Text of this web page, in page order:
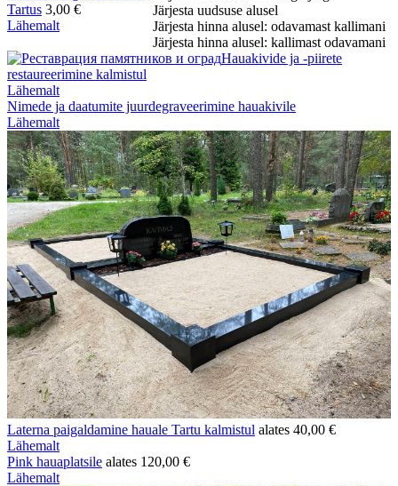
Järjesta uudsuse alusel
Järjesta hinna alusel: odavamast kallimani
Järjesta hinna alusel: kallimast odavamani
Tartus 3,00 €
Lähemalt
Hauakivide ja -piirete
restaureerimine kalmistul
Lähemalt
Nimede ja daatumite juurdegraveerimine hauakivile
Lähemalt
Laterna paigaldamine hauale Tartu kalmistul alates 40,00 €
Lähemalt
Pink hauaplatsile alates 120,00 €
Lähemalt